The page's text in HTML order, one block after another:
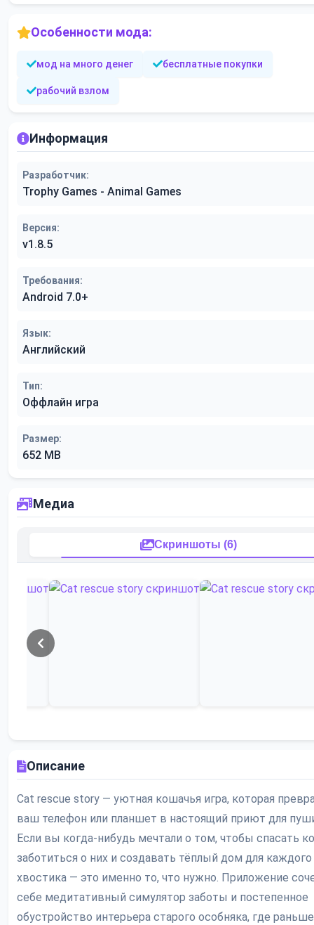
Особенности мода:
мод на много денег бесплатные покупки
рабочий взлом
Информация
Разработчик:
Trophy Games - Animal Games
Версия:
v1.8.5
Требования:
Android 7.0+
Язык:
Английский
Тип:
Оффлайн игра
Размер:
652 MB
Медиа
Скриншоты (6)
Описание
Cat rescue story — уютная кошачья игра, которая
ваш телефон или планшет в настоящий приют для
Если вы когда-нибудь мечтали о том, чтобы спасать
заботиться о них и создавать тёплый дом для каждого
хвостика — это именно то, что нужно. Приложение
себе медитативный симулятор заботы и постепенное
обустройство интерьера старого особняка, где